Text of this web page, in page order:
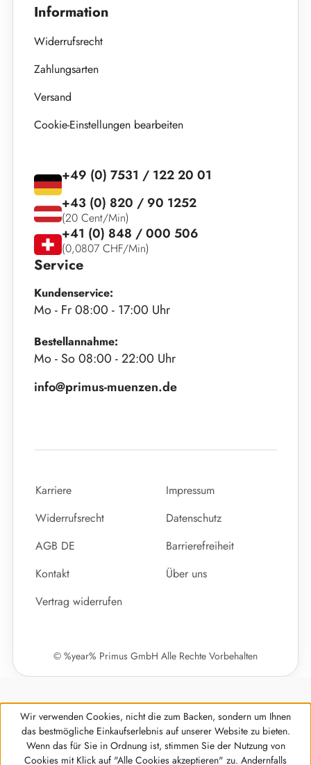
Information
Widerrufsrecht
Zahlungsarten
Versand
Cookie-Einstellungen bearbeiten
Service
Kundenservice:
Mo - Fr 08:00 - 17:00 Uhr
Bestellannahme:
Mo - So 08:00 - 22:00 Uhr
info@primus-muenzen.de
+49 (0) 7531 / 122 20 01
+43 (0) 820 / 90 1252
(20 Cent/Min)
+41 (0) 848 / 000 506
(0,0807 CHF/Min)
Karriere
Impressum
Widerrufsrecht
Datenschutz
AGB DE
Barrierefreiheit
Kontakt
Über uns
Vertrag widerrufen
© %year% Primus GmbH Alle Rechte Vorbehalten
Wir verwenden Cookies, nicht die zum Backen, sondern um Ihnen
das bestmögliche Einkaufserlebnis auf unserer Website zu bieten.
Wenn das für Sie in Ordnung ist, stimmen Sie der Nutzung von
Cookies mit Klick auf "Alle Cookies akzeptieren" zu. Andernfalls